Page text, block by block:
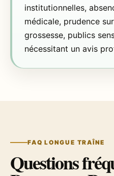
institutionnelles,
médicale, prudence
grossesse, publics
nécessitant un avis
FAQ LONGUE TRAÎNE
Questions